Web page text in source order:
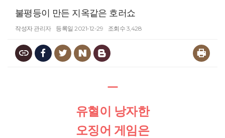
불평등이 만든 지옥같은 호러쇼
작성자 관리자 등록일 2021-12-29 조회수 3,428
ㅡ
유혈이 낭자한
오징어 게임은